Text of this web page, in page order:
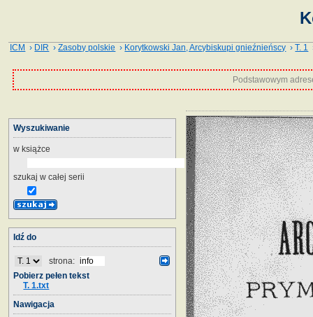
ICM › DIR ›Zasoby polskie › Korytkowski Jan, Arcybiskupi gnieźnieńscy ›T. 1
Podstawowym
Wyszukiwanie
w książce
szukaj w całej serii
Idź do
strona:
Pobierz pełen tekst
T. 1.txt
Nawigacja